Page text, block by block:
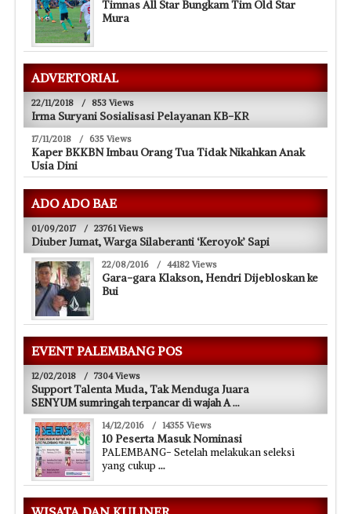
Timnas All Star Bungkam Tim Old Star
Mura
ADVERTORIAL
22/11/2018 / 853 Views
Irma Suryani Sosialisasi Pelayanan KB-KR
17/11/2018 / 635 Views
Kaper BKKBN Imbau Orang Tua Tidak Nikahkan Anak
Usia Dini
ADO ADO BAE
01/09/2017 / 23761 Views
Diuber Jumat, Warga Silaberanti ‘Keroyok’ Sapi
22/08/2016 / 44182 Views
Gara-gara Klakson, Hendri Dijebloskan ke
Bui
EVENT PALEMBANG POS
12/02/2018 / 7304 Views
Support Talenta Muda, Tak Menduga Juara
SENYUM sumringah terpancar di wajah A...
14/12/2016 / 14355 Views
10 Peserta Masuk Nominasi
PALEMBANG- Setelah melakukan seleksi
yang cukup ...